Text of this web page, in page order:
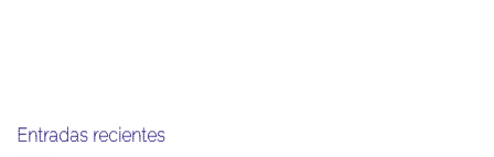
Entradas recientes